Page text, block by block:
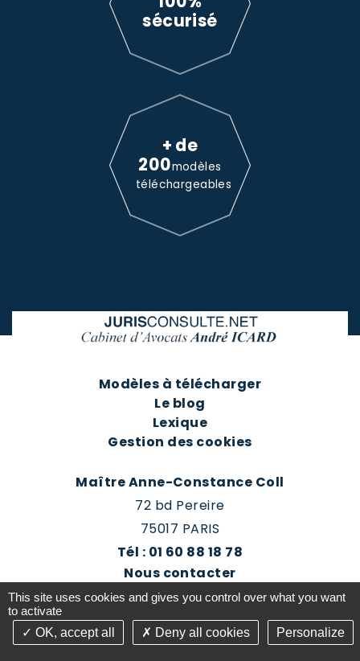
sécurisé
+ de
200modèles
téléchargeables
Modèles à télécharger
Le blog
Lexique
Gestion des cookies
Maître Anne-Constance Coll
72 bd Pereire
75017 PARIS
Tél : 01 60 88 18 78
Nous contacter
Prendre rendez-vous
This site uses cookies and gives you control over what you want
to activate
OK, accept all
Deny all cookies Personalize